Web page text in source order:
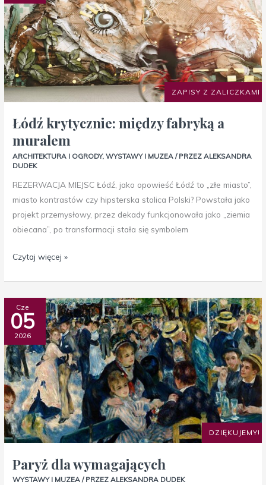
ZAPISY Z ZALICZKAMI
Łódź krytycznie: między fabryką a
muralem
ARCHITEKTURA I OGRODY,WYSTAWY I MUZEA / PRZEZALEKSANDRA
DUDEK
REZERWACJA MIEJSC Łódź, jako opowieść Łódź to „złe miasto”,
miasto kontrastów czy hipsterska stolica Polski? Powstała jako
projekt przemysłowy, przez dekady funkcjonowała jako „ziemia
obiecana”, po transformacji stała się symbolem
fabryką
a
muralem
Czytaj więcej »
DZIĘKUJEMY!
Cze
05
2026
Paryż dla wymagających
WYSTAWY I MUZEA / PRZEZALEKSANDRA DUDEK
Paryż
dla
wymagających